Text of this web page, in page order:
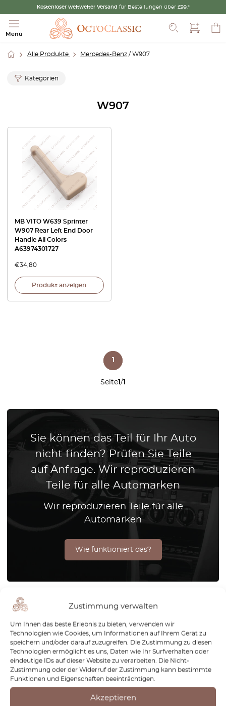
Zustimmung verwalten
Um Ihnen das beste Erlebnis zu bieten, verwenden wir
Technologien wie Cookies, um Informationen auf Ihrem Gerät zu
speichern und/oder darauf zuzugreifen. Die Zustimmung zu diesen
Technologien ermöglicht es uns, Daten wie Ihr Surfverhalten oder
eindeutige IDs auf dieser Website zu verarbeiten. Die Nicht-
Zustimmung oder der Widerruf der Zustimmung kann bestimmte
Funktionen und Eigenschaften beeinträchtigen.
Akzeptieren
Kostenloser weltweiter Versand für Bestellungen über £99.*
Menü
Suche
Alle Produkte Mercedes-Benz / W907
Kategorien
W907
MB VITO W639 Sprinter
W907 Rear Left End Door
Handle All Colors
A63974301727
€34,80
Produkt anzeigen
Seite1/1
1
Sie können das Teil für Ihr Auto
nicht finden? Prüfen Sie Teile
auf Anfrage. Wir reproduzieren
Teile für alle Automarken
Wir reproduzieren Teile für alle
Automarken
Wie funktioniert das?
Newsletter
Wie erfahren Sie, wenn wir neue Teile für Ihr Auto
herausbringen? Bleiben Sie auf dem Laufenden!